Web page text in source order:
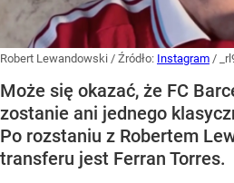
Robert Lewandowski / Źródło: Instagram /
Może się okazać, że FC
zostanie ani jednego
Po rozstaniu z Robertem
transferu jest Ferran Torres.